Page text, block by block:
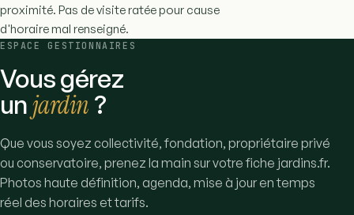
proximité. Pas de visite ratée pour cause
d'horaire mal renseigné.
ESPACE GESTIONNAIRES
Vous gérez
unjardin ?
Que vous soyez collectivité, fondation, propriétaire privé
ou conservatoire, prenez la main sur votre fiche jardins.fr.
Photos haute définition, agenda, mise à jour en temps
réel des horaires et tarifs.